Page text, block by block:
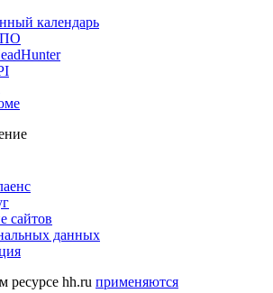
календарь
ПО
сайтов
данных
hh.ru применяются